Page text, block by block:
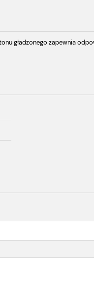
gładzonego zapewnia